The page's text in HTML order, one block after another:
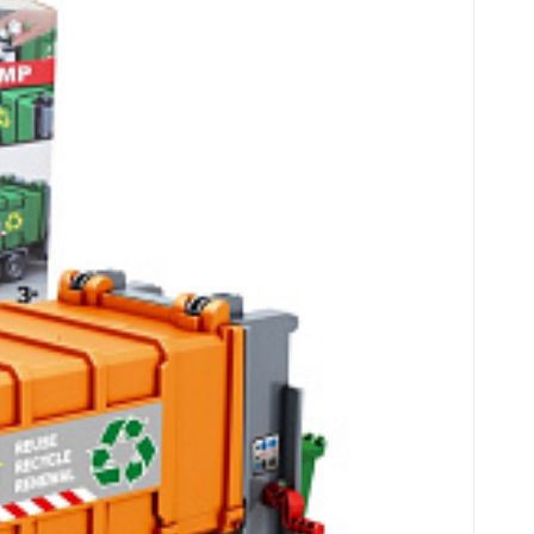
Efekty Dźwiękowe i Świetlne
który z pewnością zachwyci każdego m